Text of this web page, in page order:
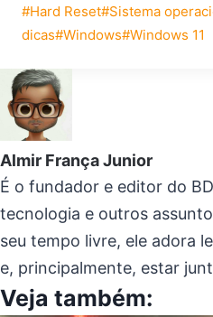
Tags
do
#Hard Reset#Sistema
dicas#Windows#Windows 11
Almir França Junior
É o fundador e editor do
tecnologia e outros
seu tempo livre, ele adora
e, principalmente, estar
Veja também: